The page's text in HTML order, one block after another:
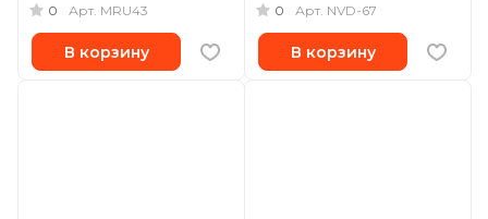
0 Арт. MRU43
В корзину
0 Арт. NVD-67
В корзину